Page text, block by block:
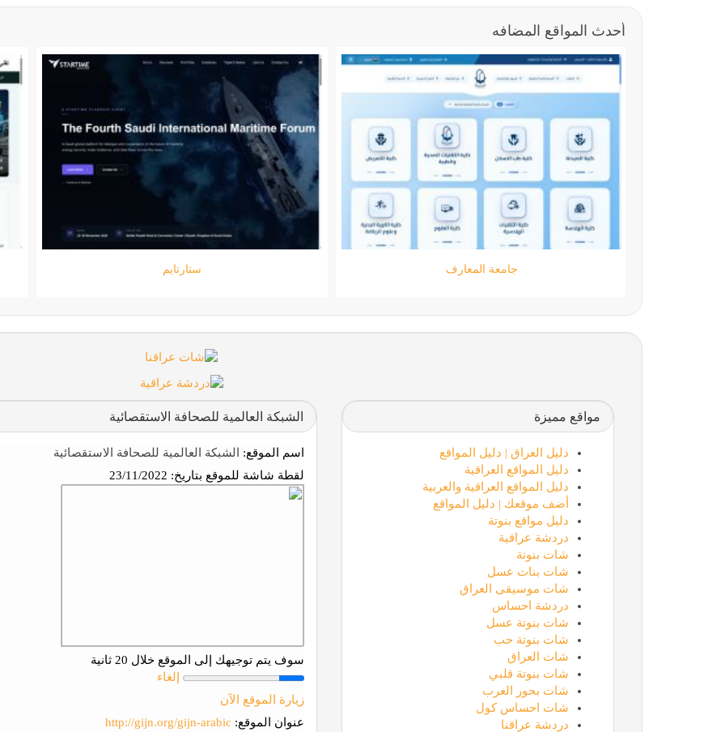
أحدث المواقع المضافه
جامعة المعارف مؤسسة كود الحضارة
الشبكة العالمية للصحافة الاستقصائية
اسم الموقع: الشبكة العالمية للصحافة الاستقصائية
لقطة شاشة للموقع بتاريخ:
سوف يتم توجيهك إلى الموقع خلال 20 ثانية
إلغاء
زيارة الموقع الآن
عنوان الموقع: http://gijn.org/gijn-arabic
مواقع مميزة
دليل العراق | دليل المواقع
دليل المواقع العراقية
دليل المواقع العراقية والعربية
أضف موقعك | دليل المواقع
دليل مواقع بنوتة
دردشة عراقية
شات بنوتة
شات بنات عسل
شات موسيقى العراق
دردشة احساس
شات بنوتة عسل
شات بنوتة حب
شات العراق
شات بنوتة قلبي
شات بحور العرب
شات احساس كول
دردشة عراقنا